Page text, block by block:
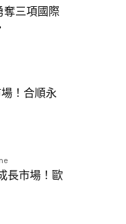
奪三項國際
！合順永
長市場！歐